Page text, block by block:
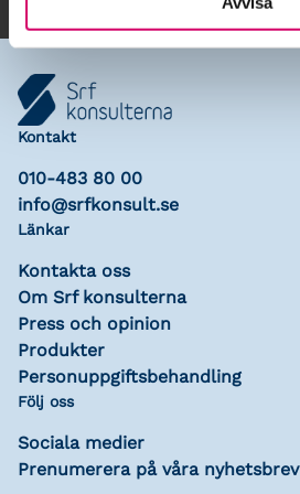
Kontakt
010-483 80 00
info@srfkonsult.se
Länkar
Kontakta oss
Om Srf konsulterna
Press och opinion
Produkter
Personuppgiftsbehandling
Följ oss
Sociala medier
Prenumerera på våra nyhetsbrev